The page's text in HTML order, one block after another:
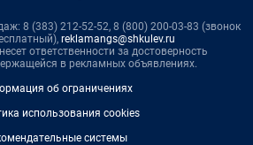
8 (383) 212-52-52, 8 (800) 200-03-83 (звонок
reklamangs@shkulev.ru
ответственности за достоверность
в рекламных объявлениях.
об ограничениях
использования cookies
системы